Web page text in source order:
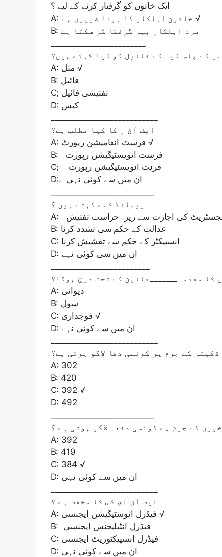
ایک خاتون کو گرفتار کرنے کے لیے ؟
A: خاتون اہلکار کا ہونا ضروری ہے √
B: مرد اہلکار بہی گرفتا کر سکتا ہے
کے پاس کیس کے فائیل کو کیا کہتے ہیں؟
A: مثل √
B: فائیل
C; تفتیشی فائیل
D: کیس
ایف آئ ر کا کیا مطلب ہے؟
A: فرسٹ انفامیشن رپورٹ √
C; فرنٹ انویسٹیگیشن رپورٹ
ریمانڈ کسے کہتے ہیں ؟
B: عدالت کے حکم سی تشدد کرنا
C: انسپیکٹر کے حکم سے تفشیش کرنا
D: ان میں سی کوئی نہے
کا مقدمہ_______قانون کے تحت درج ہوگا؟
C: فوجداری √
D: ان میں سے کوئی نہے
ڈکیتی کے جرم پر کونسی دفا لاگو ہوتی ہے؟
A: 302
B: 420
C: 392 √
D: 492
کے جرم پے کونسی دفعہ لاگو ہوتی ہے ؟
A: 392
B: 419
C: 384 √
ایف آئ ای کس کا مخفف ہے ؟
A: فیڈرل انوسٹیگیشن ایجنسی √
B: فیڈرل انٹیلیجنس ایجنسی
C: فیڈرل انسپیکٹوریٹ ایجنسی
D: ان میں سے کوئی نہی